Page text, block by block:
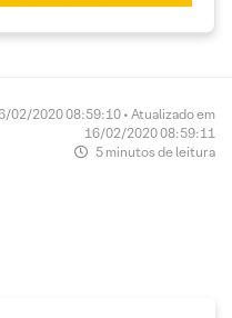
02/2020 08:59:10 • Atualizado em
16/02/2020 08:59:11
5 minutos de leitura